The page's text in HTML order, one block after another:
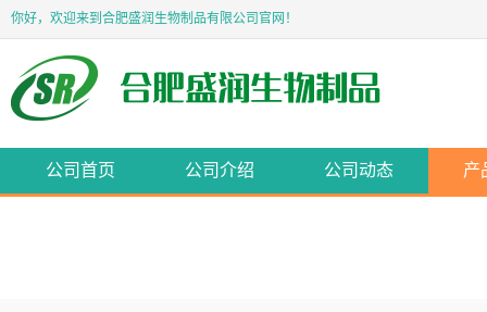
你好，欢迎来到合肥盛润生物制品有限公司官网！
公司首页 公司介绍 公司动态 产